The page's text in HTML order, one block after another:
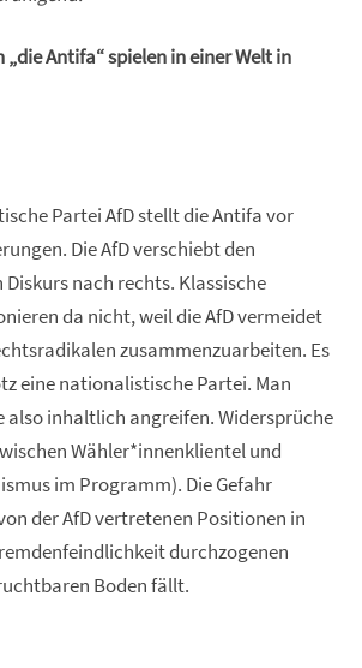
„die Antifa“ spielen in einer Welt in
Partei AfD stellt die Antifa vor
Die AfD verschiebt den
nach rechts. Klassische
da nicht, weil die AfD vermeidet
zusammenzuarbeiten. Es
eine nationalistische Partei. Man
also inhaltlich angreifen. Widersprüche
Wähler*innenklientel und
im Programm). Die Gefahr
der AfD vertretenen Positionen in
durchzogenen
Boden fällt.